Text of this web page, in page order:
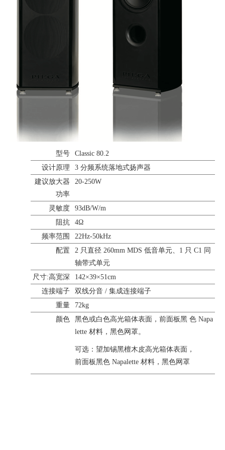
型号
Classic 80.2
设计原理
3 分频系统落地式扬声器
建议放大器
功率
20-250W
灵敏度
93dB/W/m
阻抗
4Ω
频率范围
22Hz-50kHz
配置
2 只直径 260mm MDS 低音单元、1 只 C1 同
轴带式单元
尺寸:高宽深
142×39×51cm
连接端子
双线分音 / 集成连接端子
重量
72kg
颜色
黑色或白色高光箱体表面，前面板黑 色 Napa
lette 材料，黑色网罩。
可选：望加锡黑檀木皮高光箱体表面，
前面板黑色 Napalette 材料，黑色网罩